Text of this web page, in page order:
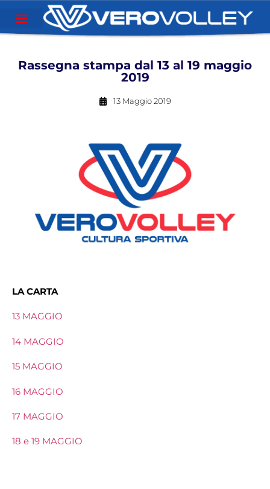
Rassegna stampa dal 13 al 19 maggio
2019
13 Maggio 2019
LA CARTA
13 MAGGIO
14 MAGGIO
15 MAGGIO
16 MAGGIO
17 MAGGIO
18 e 19 MAGGIO